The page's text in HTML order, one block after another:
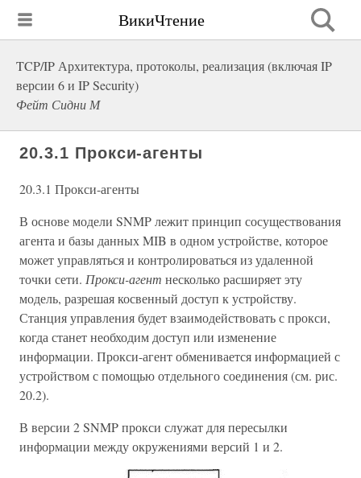
ВикиЧтение
TCP/IP Архитектура, протоколы, реализация (включая IP
версии 6 и IP Security)
Фейт Сидни М
20.3.1 Прокси-агенты
20.3.1 Прокси-агенты
В основе модели SNMP лежит принцип сосуществования
агента и базы данных MIB в одном устройстве, которое
может управляться и контролироваться из удаленной
точки сети. Прокси-агент несколько расширяет эту
модель, разрешая косвенный доступ к устройству.
Станция управления будет взаимодействовать с прокси,
когда станет необходим доступ или изменение
информации. Прокси-агент обменивается информацией с
устройством с помощью отдельного соединения (см. рис.
20.2).
В версии 2 SNMP прокси служат для пересылки
информации между окружениями версий 1 и 2.